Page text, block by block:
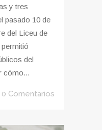
y tres
pasado 10 de
del Liceu de
del
cómo...
0 Comentarios